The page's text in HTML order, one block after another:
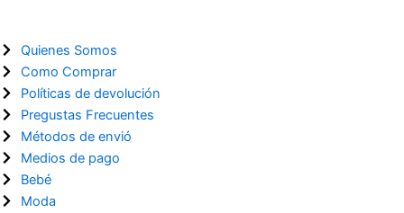
Quienes Somos
Como Comprar
Políticas de devolución
Pregustas Frecuentes
Métodos de envió
Medios de pago
Bebé
Moda